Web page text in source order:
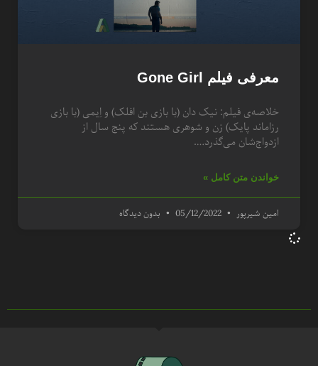
معرفی فیلم Gone Girl
خلاصه‌ی فیلم: نیک دان (با بازی بن افلک) و اِیمی (با بازی
رزاماند پایک) زن و شوهری هستند که پنج سال از
ازدواج‌شان می‌گذرد….
خواندن متن کامل »
امین شیرپور 05/12/2022 بدون دیدگاه